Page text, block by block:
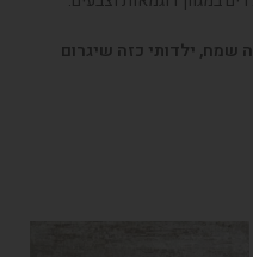
שמח, ילדותי כזה שיגרום